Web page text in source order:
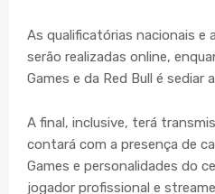
As qualificatórias nacionais e
serão realizadas online,
Games e da Red Bull é sediar
A final, inclusive, terá
contará com a presença de
Games e personalidades do
jogador profissional e